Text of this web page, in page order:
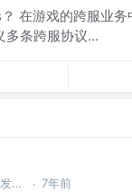
在游戏的跨服业务
多条跨服协议...
Java 后端开发工程师 · 7年前